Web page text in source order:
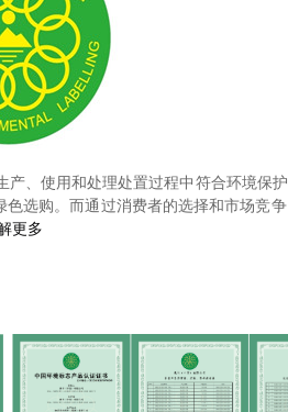
、使用和处理处置过程中符合环境保
选购。而通过消费者的选择和市场竞
更多